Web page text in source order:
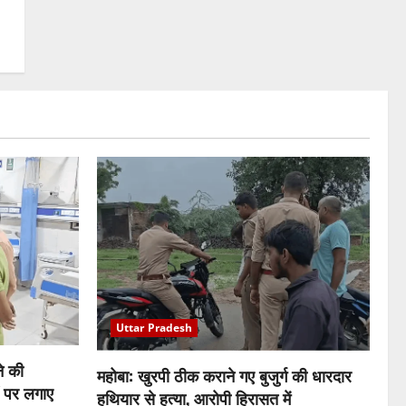
की
लगाए
Uttar Pradesh
महोबा: खुरपी ठीक कराने गए बुजुर्ग की धारदार
हथियार से हत्या, आरोपी हिरासत में